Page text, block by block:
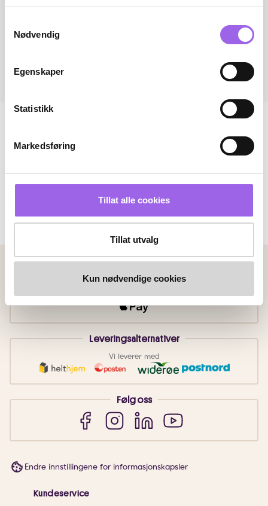
Nødvendig
Egenskaper
Statistikk
Markedsføring
Tillat alle cookies
Tillat utvalg
Kun nødvendige cookies
FakturaVippsKortbetaling
Leveringsalternativer
Vi leverer med
Følg oss
Endre innstillingene for informasjonskapsler
Kundeservice